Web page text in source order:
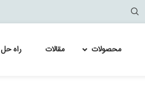
محصولات مقالات راه